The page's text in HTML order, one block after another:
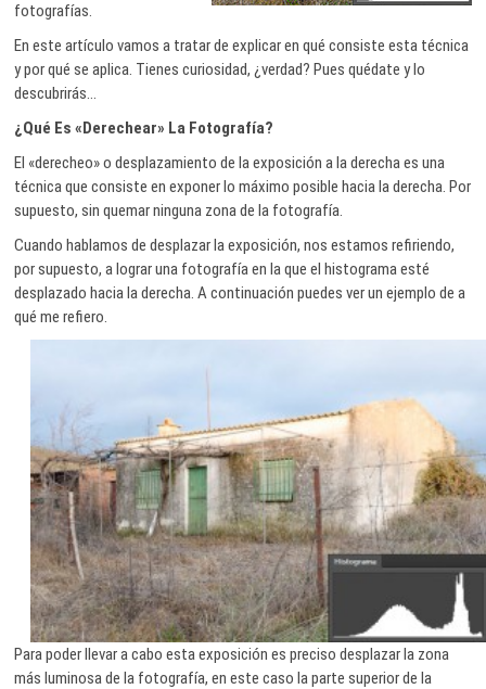
fotografías.
En este artículo vamos a tratar de explicar en qué consiste esta técnica
y por qué se aplica. Tienes curiosidad, ¿verdad? Pues quédate y lo
descubrirás…
¿Qué Es «Derechear» La Fotografía?
El «derecheo» o desplazamiento de la exposición a la derecha es una
técnica que consiste en exponer lo máximo posible hacia la derecha. Por
supuesto, sin quemar ninguna zona de la fotografía.
Cuando hablamos de desplazar la exposición, nos estamos refiriendo,
por supuesto, a lograr una fotografía en la que el histograma esté
desplazado hacia la derecha. A continuación puedes ver un ejemplo de a
qué me refiero.
Para poder llevar a cabo esta exposición es preciso desplazar la zona
más luminosa de la fotografía, en este caso la parte superior de la